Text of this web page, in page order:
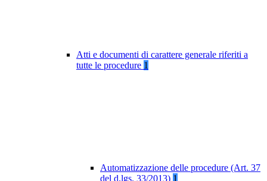
Atti e documenti di carattere generale riferiti a
tutte le procedure 1
Automatizzazione delle procedure (Art. 37
del d.lgs. 33/2013) 1